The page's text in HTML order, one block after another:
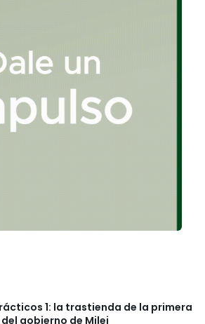
1: la trastienda de la primera
gobierno de Milei